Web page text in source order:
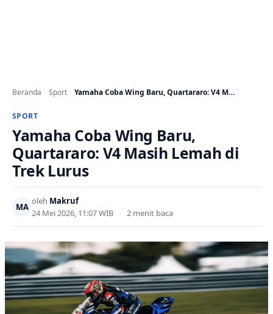
Beranda Sport Yamaha Coba Wing Baru, Quartararo: V4 Masih Lemah…
SPORT
Yamaha Coba Wing Baru,
Quartararo: V4 Masih Lemah di
Trek Lurus
MA
oleh Makruf
24 Mei 2026, 11:07 WIB • 2 menit baca